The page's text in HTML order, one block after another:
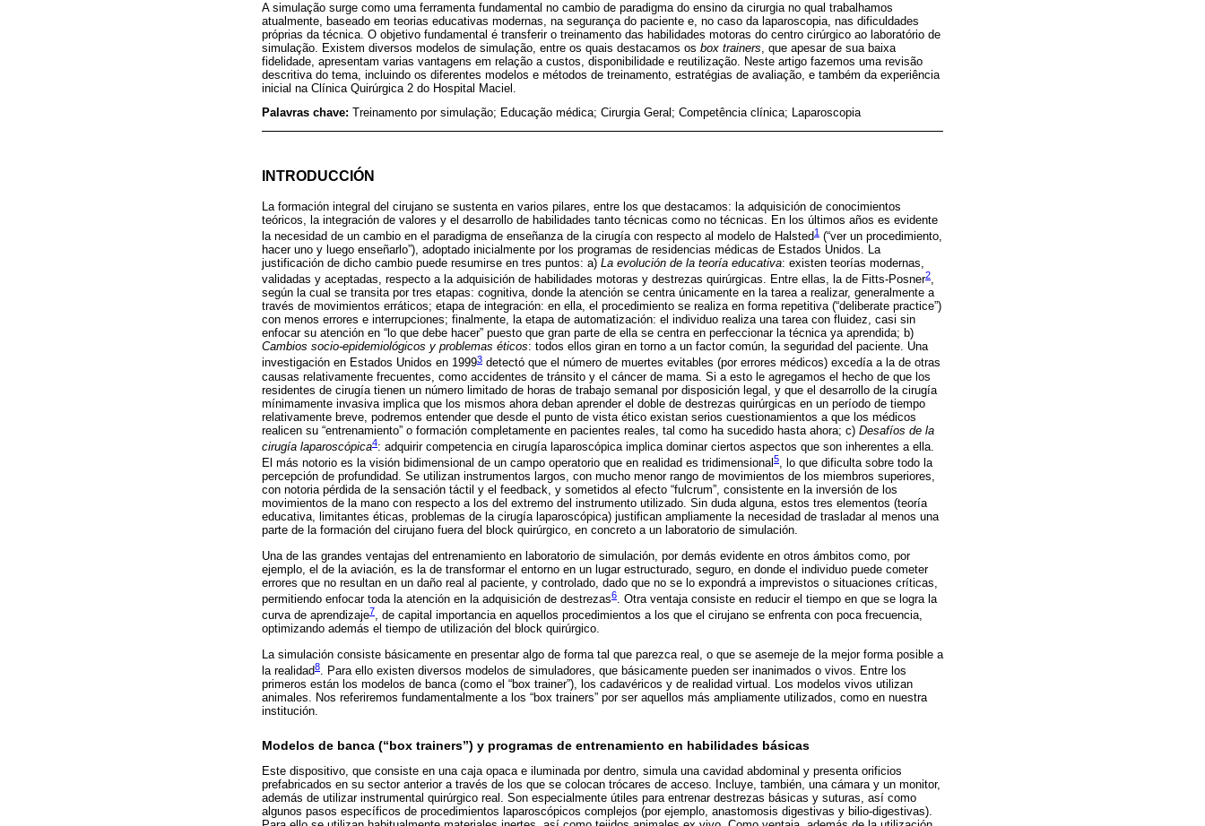
A simulação surge como uma ferramenta fundamental no cambio de paradigma do ensino da cirurgia no qual trabalhamos
atualmente, baseado em teorias educativas modernas, na segurança do paciente e, no caso da laparoscopia, nas dificuldades
próprias da técnica. O objetivo fundamental é transferir o treinamento das habilidades motoras do centro cirúrgico ao laboratório de
simulação. Existem diversos modelos de simulação, entre os quais destacamos os box trainers , que apesar de sua baixa
fidelidade, apresentam varias vantagens em relação a custos, disponibilidade e reutilização. Neste artigo fazemos uma revisão
descritiva do tema, incluindo os diferentes modelos e métodos de treinamento, estratégias de avaliação, e também da experiência
inicial na Clínica Quirúrgica 2 do Hospital Maciel.
Palavras chave: Treinamento por simulação; Educação médica; Cirurgia Geral; Competência clínica; Laparoscopia
INTRODUCCIÓN
La formación integral del cirujano se sustenta en varios pilares, entre los que destacamos: la adquisición de conocimientos
teóricos, la integración de valores y el desarrollo de habilidades tanto técnicas como no técnicas. En los últimos años es evidente
la necesidad de un cambio en el paradigma de enseñanza de la cirugía con respecto al modelo de Halsted1 (“ver un procedimiento,
hacer uno y luego enseñarlo”), adoptado inicialmente por los programas de residencias médicas de Estados Unidos. La
justificación de dicho cambio puede resumirse en tres puntos: a) La evolución de la teoría educativa: existen teorías modernas,
validadas y aceptadas, respecto a la adquisición de habilidades motoras y destrezas quirúrgicas. Entre ellas, la de Fitts-Posner2,
según la cual se transita por tres etapas: cognitiva, donde la atención se centra únicamente en la tarea a realizar, generalmente a
través de movimientos erráticos; etapa de integración: en ella, el procedimiento se realiza en forma repetitiva (“deliberate practice”)
con menos errores e interrupciones; finalmente, la etapa de automatización: el individuo realiza una tarea con fluidez, casi sin
enfocar su atención en “lo que debe hacer” puesto que gran parte de ella se centra en perfeccionar la técnica ya aprendida; b)
Cambios socio-epidemiológicos y problemas éticos: todos ellos giran en torno a un factor común, la seguridad del paciente. Una
investigación en Estados Unidos en 19993 detectó que el número de muertes evitables (por errores médicos) excedía a la de otras
causas relativamente frecuentes, como accidentes de tránsito y el cáncer de mama. Si a esto le agregamos el hecho de que los
residentes de cirugía tienen un número limitado de horas de trabajo semanal por disposición legal, y que el desarrollo de la cirugía
mínimamente invasiva implica que los mismos ahora deban aprender el doble de destrezas quirúrgicas en un período de tiempo
relativamente breve, podremos entender que desde el punto de vista ético existan serios cuestionamientos a que los médicos
realicen su “entrenamiento” o formación completamente en pacientes reales, tal como ha sucedido hasta ahora; c) Desafíos de la
cirugía laparoscópica4: adquirir competencia en cirugía laparoscópica implica dominar ciertos aspectos que son inherentes a ella.
El más notorio es la visión bidimensional de un campo operatorio que en realidad es tridimensional5, lo que dificulta sobre todo la
percepción de profundidad. Se utilizan instrumentos largos, con mucho menor rango de movimientos de los miembros superiores,
con notoria pérdida de la sensación táctil y el feedback, y sometidos al efecto “fulcrum”, consistente en la inversión de los
movimientos de la mano con respecto a los del extremo del instrumento utilizado. Sin duda alguna, estos tres elementos (teoría
educativa, limitantes éticas, problemas de la cirugía laparoscópica) justifican ampliamente la necesidad de trasladar al menos una
parte de la formación del cirujano fuera del block quirúrgico, en concreto a un laboratorio de simulación.
Una de las grandes ventajas del entrenamiento en laboratorio de simulación, por demás evidente en otros ámbitos como, por
ejemplo, el de la aviación, es la de transformar el entorno en un lugar estructurado, seguro, en donde el individuo puede cometer
errores que no resultan en un daño real al paciente, y controlado, dado que no se lo expondrá a imprevistos o situaciones críticas,
permitiendo enfocar toda la atención en la adquisición de destrezas6. Otra ventaja consiste en reducir el tiempo en que se logra la
curva de aprendizaje7, de capital importancia en aquellos procedimientos a los que el cirujano se enfrenta con poca frecuencia,
optimizando además el tiempo de utilización del block quirúrgico.
La simulación consiste básicamente en presentar algo de forma tal que parezca real, o que se asemeje de la mejor forma posible a
la realidad8. Para ello existen diversos modelos de simuladores, que básicamente pueden ser inanimados o vivos. Entre los
primeros están los modelos de banca (como el “box trainer”), los cadavéricos y de realidad virtual. Los modelos vivos utilizan
animales. Nos referiremos fundamentalmente a los “box trainers” por ser aquellos más ampliamente utilizados, como en nuestra
institución.
Modelos de banca (“box trainers”) y programas de entrenamiento en habilidades básicas
Este dispositivo, que consiste en una caja opaca e iluminada por dentro, simula una cavidad abdominal y presenta orificios
prefabricados en su sector anterior a través de los que se colocan trócares de acceso. Incluye, también, una cámara y un monitor,
además de utilizar instrumental quirúrgico real. Son especialmente útiles para entrenar destrezas básicas y suturas, así como
algunos pasos específicos de procedimientos laparoscópicos complejos (por ejemplo, anastomosis digestivas y bilio-digestivas).